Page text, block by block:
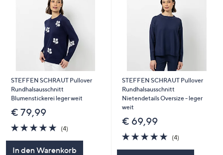
STEFFEN SCHRAUT Pullover
Rundhalsausschnitt
Blumenstickerei leger weit
€ 79,99
5.0
von
5
(4)
In den Warenkorb
STEFFEN SCHRAUT Pullover
Rundhalsausschnitt
Nietendetails Oversize - leger
weit
€ 69,99
5.0
von
(4)4